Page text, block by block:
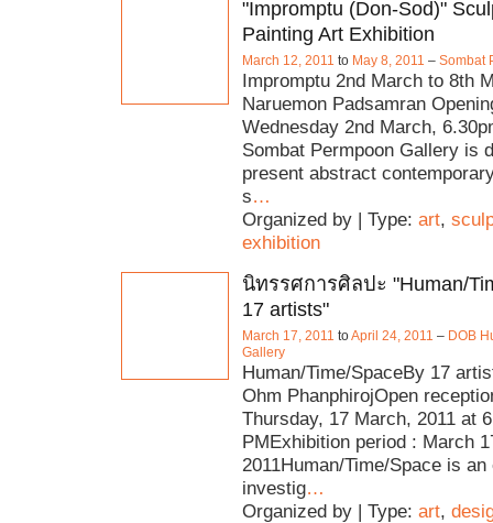
"Impromptu (Don-Sod)"
Painting Art Exhibition
March 12, 2011 to May 8, 2011 – Sombat
Impromptu 2nd March to 8th
Naruemon Padsamran
Wednesday 2nd March,
Sombat Permpoon Gallery is
present abstract
s…
Organized by | Type: art,
exhibition
นิทรรศการศิลปะ "Human/
17 artists"
March 17, 2011 toApril 24, 2011 – DOB
Gallery
Human/Time/SpaceBy 17
Ohm PhanphirojOpen
Thursday, 17 March, 2011 at
PMExhibition period : March
2011Human/Time/Space is
investig…
Organized by | Type: art,